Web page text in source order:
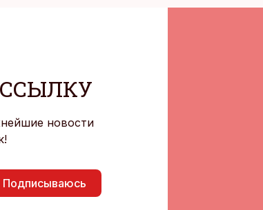
новости
Подписываюсь